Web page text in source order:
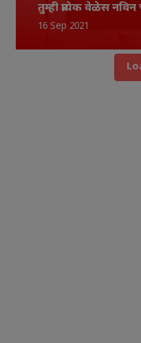
तुम्ही प्रत्येक वेळेस
16 Sep 2021